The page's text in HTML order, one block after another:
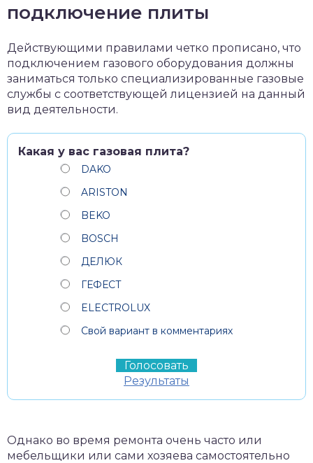
подключение плиты
Действующими правилами четко прописано, что
подключением газового оборудования должны
заниматься только специализированные газовые
службы с соответствующей лицензией на данный
вид деятельности.
Какая у вас газовая плита?
DAKO
ARISTON
BEKO
BOSCH
ДЕЛЮК
ГЕФЕСТ
ELECTROLUX
Свой вариант в комментариях
Результаты
Однако во время ремонта очень часто или
мебельщики или сами хозяева самостоятельно